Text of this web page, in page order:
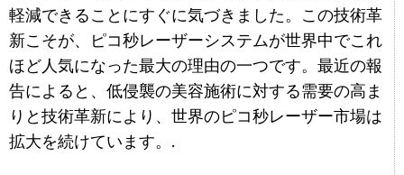
軽減できることにすぐに気づきました。この技術革
新こそが、ピコ秒レーザーシステムが世界中でこれ
ほど人気になった最大の理由の一つです。最近の報
告によると、低侵襲の美容施術に対する需要の高ま
りと技術革新により、世界のピコ秒レーザー市場は
拡大を続けています。.